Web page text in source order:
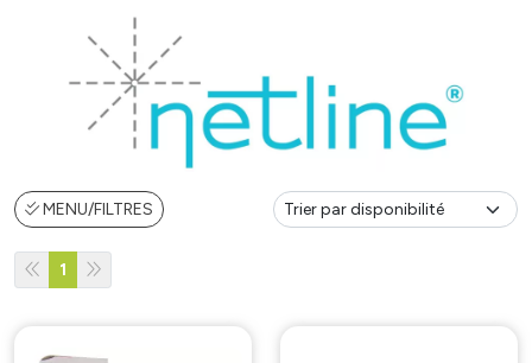
MENU/FILTRES
1